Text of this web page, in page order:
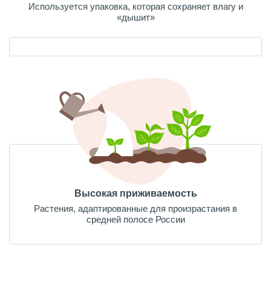
Используется упаковка, которая сохраняет влагу и
«дышит»
Высокая приживаемость
Растения, адаптированные для произрастания в
средней полосе России